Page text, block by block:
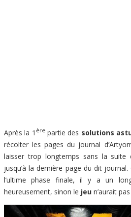
Après la 1 èrepartie des solutions
récolter les pages du journal
laisser trop longtemps sans la suite
jusqu’à la dernière page du dit
l’ultime phase finale, il y a un
heureusement, sinon le jeu n’aurait